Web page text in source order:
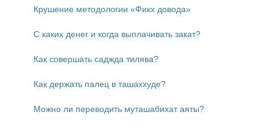
Крушение методологии «Фикх довода»
С каких денег и когда выплачивать закат?
Как совершать саджда тилява?
Как держать палец в ташаххуде?
Можно ли переводить муташабихат аяты?